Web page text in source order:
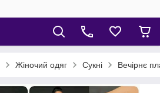
Жіночий одяг Сукні Вечірнє